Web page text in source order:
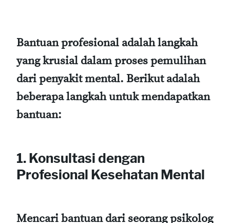
Bantuan profesional adalah langkah
yang krusial dalam proses pemulihan
dari penyakit mental. Berikut adalah
beberapa langkah untuk mendapatkan
bantuan:
1. Konsultasi dengan
Profesional Kesehatan Mental
Mencari bantuan dari seorang psikolog